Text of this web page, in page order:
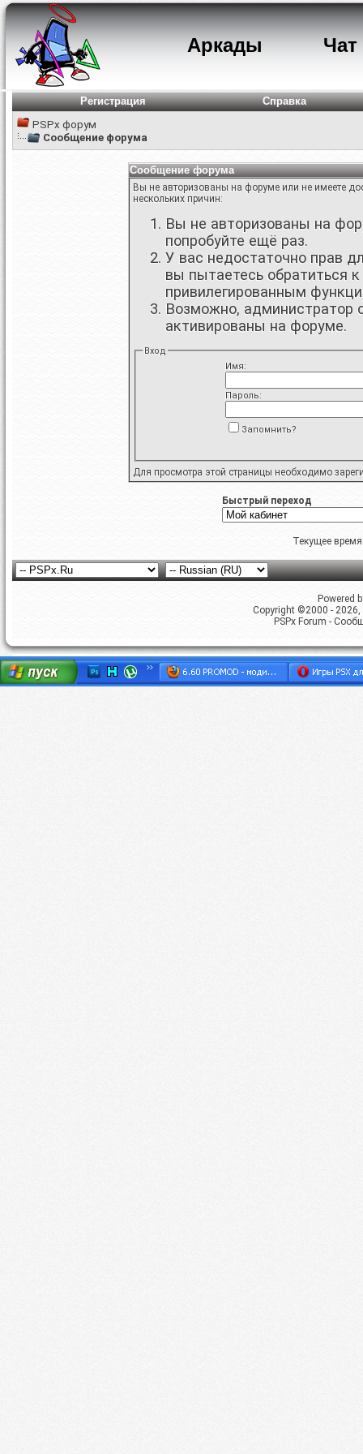
Аркады Чат
Регистрация
Справка
PSPx форум
Сообщение форума
Сообщение форума
Вы не авторизованы на форуме или не имеете
нескольких причин:
Вы не авторизованы на
попробуйте ещё раз.
У вас недостаточно прав
вы пытаетесь обратиться
привилегированным
Возможно, администратор
активированы на форуме.
Вход
Имя:
Пароль:
Запомнить?
Для просмотра этой страницы необходимо
Быстрый переход
Текущее
Powered
Copyright ©2000 -
PSPx Forum -